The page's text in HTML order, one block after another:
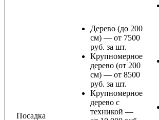
Посадка
Дерево (до 200
см) — от 7500
руб. за шт.
Крупномерное
дерево (от 200
см) — от 8500
руб. за шт.
Крупномерное
дерево с
техникой —